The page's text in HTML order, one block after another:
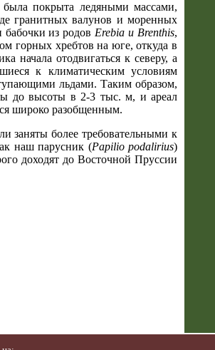
была покрыта ледяными массами,
гранитных валунов и моренных
бабочки из родовErebia и Brenthis,
горных хребтов на юге, откуда в
начала отодвигаться к северу, а
к климатическим условиям
льдами. Таким образом,
до высоты в 2-3 тыс. м, и ареал
широко разобщенным.
заняты более требовательными к
наш парусник (Papilio podalirius)
доходят до Восточной Пруссии